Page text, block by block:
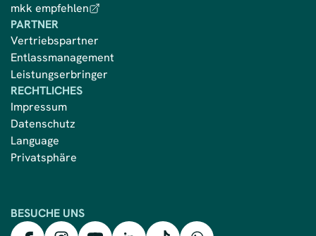
BESUCHE UNS
mkk empfehlen
PARTNER
Vertriebspartner
Entlassmanagement
Leistungserbringer
RECHTLICHES
Impressum
Datenschutz
Language
Privatsphäre